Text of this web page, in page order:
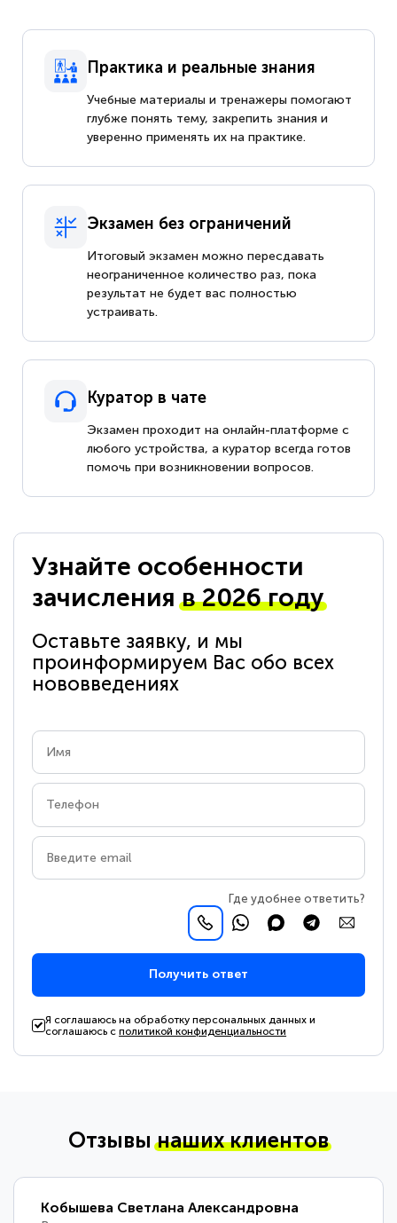
Практика и реальные знания
Учебные материалы и тренажеры помогают
глубже понять тему, закрепить знания и
уверенно применять их на практике.
Экзамен без ограничений
Итоговый экзамен можно пересдавать
неограниченное количество раз, пока
результат не будет вас полностью
устраивать.
Куратор в чате
Экзамен проходит на онлайн-платформе с
любого устройства, а куратор всегда готов
помочь при возникновении вопросов.
Узнайте особенности
зачисленияв 2026 году
Оставьте заявку, и мы
проинформируем Вас обо всех
нововведениях
Где удобнее ответить?
Получить ответ
Я соглашаюсь на обработку персональных данных и
соглашаюсь сполитикой конфиденциальности
Отзывынаших клиентов
Кобышева Светлана Александровна